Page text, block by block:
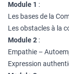
Module 1 :
Les bases de la
Les obstacles à la
Module 2 :
Empathie –
Expression